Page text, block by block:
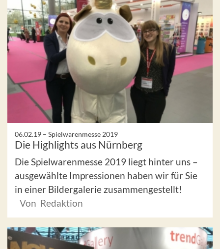
06.02.19 – Spielwarenmesse 2019
Die Highlights aus Nürnberg
Die Spielwarenmesse 2019 liegt hinter uns –
ausgewählte Impressionen haben wir für Sie
in einer Bildergalerie zusammengestellt!
Von Redaktion